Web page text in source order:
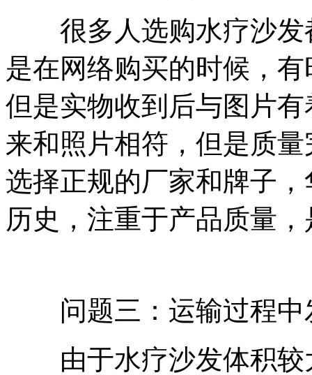
很多人选购水疗沙发
是在网络购买的时候，
但是实物收到后与图片
来和照片相符，但是质
选择正规的厂家和牌子
历史，注重于产品质量
问题三：运输过程中
由于水疗沙发体积较